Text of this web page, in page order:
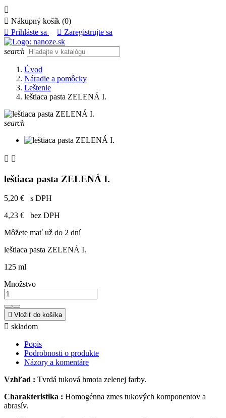

 Nákupný košík (0)
 Prihláste sa  Zaregistrujte sa
search
Úvod
Náradie a pomôcky
Leštenie
leštiaca pasta ZELENÁ I.
search
 
leštiaca pasta ZELENÁ I.
5,20 €
s DPH
4,23 €
bez DPH
Môžete mať už do 2 dní
leštiaca pasta ZELENÁ I.
125 ml
Množstvo
 Vložiť do košíka
 skladom
Popis
Podrobnosti o produkte
Názory a komentáre
Vzhľad : Tvrdá tuková hmota zelenej farby.
Charakteristika : Homogénna zmes tukových komponentov a
abrasív.